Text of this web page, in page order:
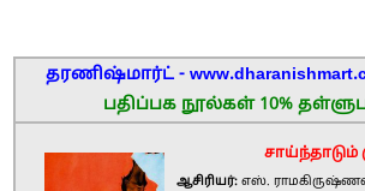
தரணிஷ்மார்ட் -
பதிப்பக நூல்கள் 10%
சாய்ந்தாடும்
ஆசிரியர்: எஸ்.